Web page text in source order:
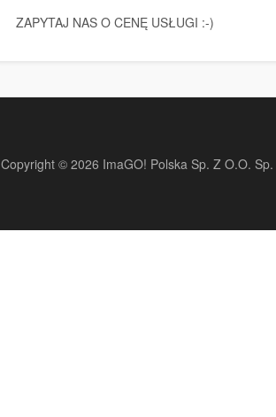
ZAPYTAJ NAS O CENĘ USŁUGI :-)
Copyright © 2026 ImaGO! Polska Sp. Z O.O. Sp.